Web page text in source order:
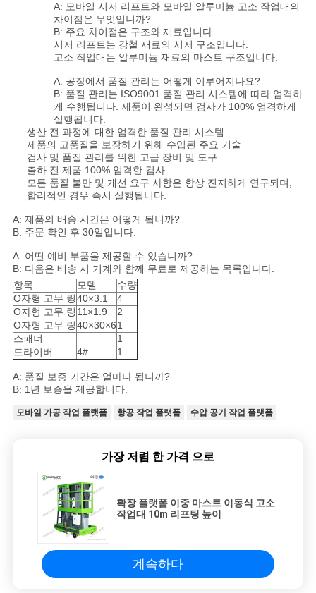
A: 모바일 시저 리프트와 모바일 알루미늄 고소 작업대의
차이점은 무엇입니까?
B: 주요 차이점은 구조와 재료입니다.
시저 리프트는 강철 재료의 시저 구조입니다.
고소 작업대는 알루미늄 재료의 마스트 구조입니다.
A: 공장에서 품질 관리는 어떻게 이루어지나요?
B: 품질 관리는 ISO9001 품질 관리 시스템에 따라 엄격하
게 수행됩니다. 제품이 완성되면 검사가 100% 엄격하게
실행됩니다.
생산 전 과정에 대한 엄격한 품질 관리 시스템
제품의 고품질을 보장하기 위해 수입된 주요 기술
검사 및 품질 관리를 위한 고급 장비 및 도구
출하 전 제품 100% 엄격한 검사
모든 품질 불만 및 개선 요구 사항은 항상 진지하게 연구되며,
합리적인 경우 즉시 실행됩니다.
A: 제품의 배송 시간은 어떻게 됩니까?
B: 주문 확인 후 30일입니다.
A: 어떤 예비 부품을 제공할 수 있습니까?
B: 다음은 배송 시 기계와 함께 무료로 제공하는 목록입니다.
항목
모델
수량
O자형 고무 링40×3.1
4
O자형 고무 링 11×1.9
2
O자형 고무 링40×30×61
스패너
1
드라이버
4# 1
A: 품질 보증 기간은 얼마나 됩니까?
B: 1년 보증을 제공합니다.
모바일 가공 작업 플랫폼 항공 작업 플랫폼 수압 공기 작업 플랫폼
가장 저렴 한 가격 으로
확장 플랫폼 이중 마스트 이동식 고소
작업대 10m 리프팅 높이
계속하다